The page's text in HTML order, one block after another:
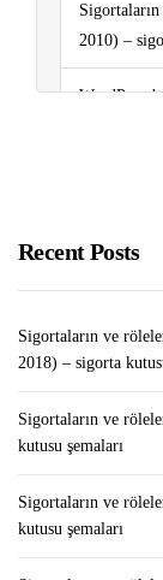
2010) –
Recent Posts
Sigortaların ve
2018) – sigorta
Sigortaların ve
kutusu şemaları
Sigortaların ve
kutusu şemaları